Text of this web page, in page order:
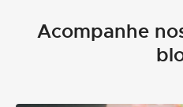
Acompanhe